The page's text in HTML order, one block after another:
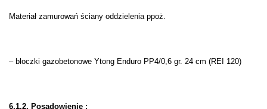
Materiał zamurowań ściany oddzielenia ppoż.
– bloczki gazobetonowe Ytong Enduro PP4/0,6 gr. 24 cm (REI 120)
6.1.2. Posadowienie :